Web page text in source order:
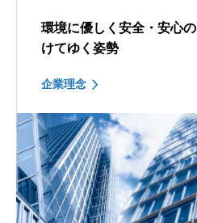
環境に優しく安全・安心の
けてゆく姿勢
企業理念